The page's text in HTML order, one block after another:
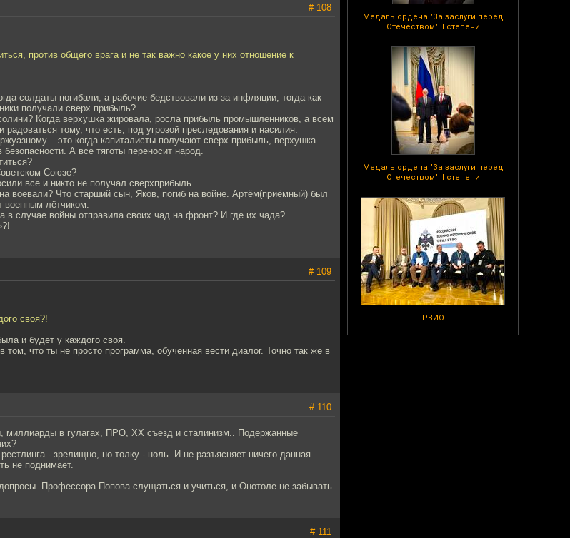
Медаль ордена "За заслуги перед
Отечеством" II степени
Медаль ордена "За заслуги перед
Отечеством" II степени
РВИО
# 108
против общего врага и не так важно какое у них отношение к
солдаты погибали, а рабочие бедствовали из-за инфляции, тогда как
получали сверх прибыль?
Когда верхушка жировала, росла прибыль промышленников, а всем
радоваться тому, что есть, под угрозой преследования и насилия.
– это когда капиталисты получают сверх прибыль, верхушка
А все тяготы переносит народ.
Союзе?
все и никто не получал сверхприбыль.
воевали? Что старший сын, Яков, погиб на войне. Артём(приёмный) был
лётчиком.
в случае войны отправила своих чад на фронт? И где их чада?
# 109
своя?!
и будет у каждого своя.
что ты не просто программа, обученная вести диалог. Точно так же в
# 110
миллиарды в гулагах, ПРО, ХХ съезд и сталинизм.. Подержанные
- зрелищно, но толку - ноль. И не разъясняет ничего данная
не поднимает.
Профессора Попова слущаться и учиться, и Онотоле не забывать.
# 111